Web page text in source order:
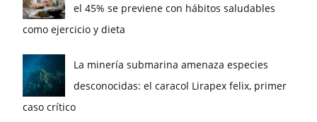
el 45% se previene con hábitos saludables
como ejercicio y dieta
La minería submarina amenaza especies
desconocidas: el caracol Lirapex felix, primer
caso crítico